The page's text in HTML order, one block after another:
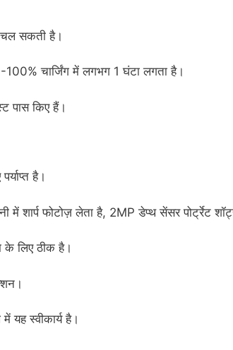
चल सकती है।
चार्जिंग में लगभग 1 घंटा लगता है।
पास किए हैं।
है।
में शार्प फोटोज़ लेता है, 2MP डेप्थ सेंसर पोर्ट्रेट
के लिए ठीक है।
यह स्वीकार्य है।